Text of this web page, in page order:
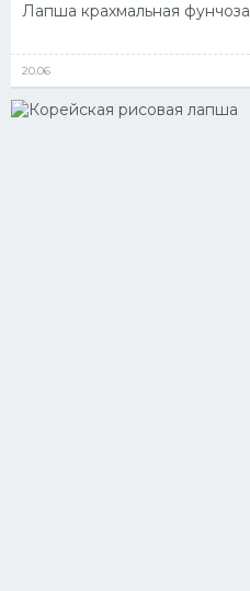
Лапша крахмальная фунчоза
20.06